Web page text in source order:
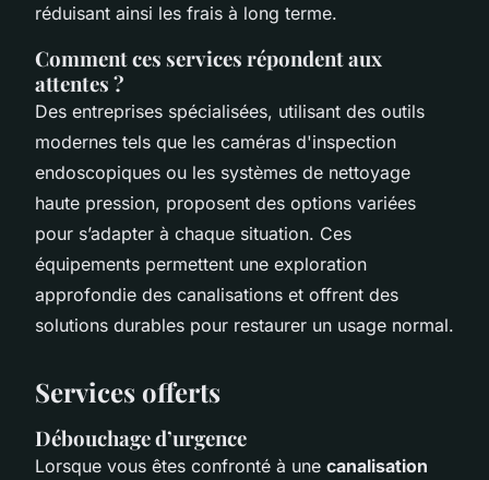
réduisant ainsi les frais à long terme.
Comment ces services répondent aux
attentes ?
Des entreprises spécialisées, utilisant des outils
modernes tels que les caméras d'inspection
endoscopiques ou les systèmes de nettoyage
haute pression, proposent des options variées
pour s’adapter à chaque situation. Ces
équipements permettent une exploration
approfondie des canalisations et offrent des
solutions durables pour restaurer un usage normal.
Services offerts
Débouchage d’urgence
Lorsque vous êtes confronté à une canalisation